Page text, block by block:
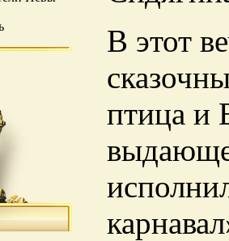
В этот
птица и